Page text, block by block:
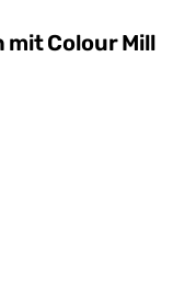
Colour Mill